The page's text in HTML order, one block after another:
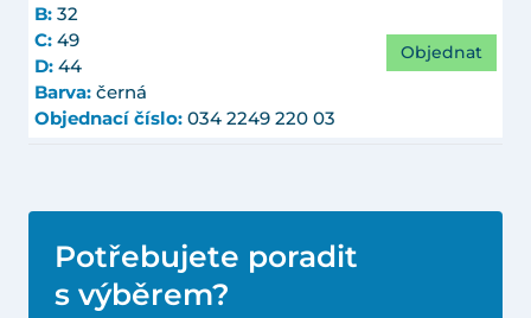
B: 32
C: 49
D: 44
Barva: černá
Objednací číslo: 034 2249 220 03
Objednat
Potřebujete poradit
s výběrem?